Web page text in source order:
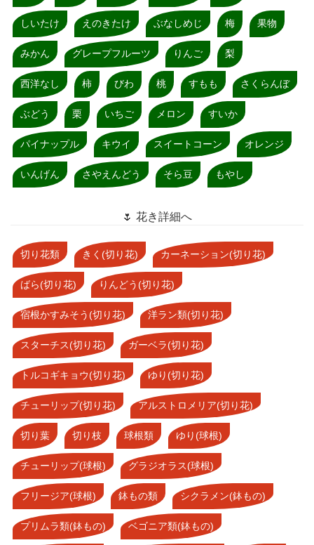
しいたけ えのきたけ ぶなしめじ 梅 果物
みかん グレープフルーツ りんご 梨
西洋なし 柿 びわ 桃 すもも さくらんぼ
ぶどう 栗 いちご メロン すいか
パイナップル キウイ スイートコーン オレンジ
いんげん さやえんどう そら豆 もやし
🌷 花き詳細へ
切り花類 きく(切り花) カーネーション(切り花)
ばら(切り花) りんどう(切り花)
宿根かすみそう(切り花) 洋ラン類(切り花)
スターチス(切り花) ガーベラ(切り花)
トルコギキョウ(切り花) ゆり(切り花)
チューリップ(切り花) アルストロメリア(切り花)
切り葉 切り枝 球根類 ゆり(球根)
チューリップ(球根) グラジオラス(球根)
フリージア(球根) 鉢もの類 シクラメン(鉢もの)
プリムラ類(鉢もの) ベゴニア類(鉢もの)